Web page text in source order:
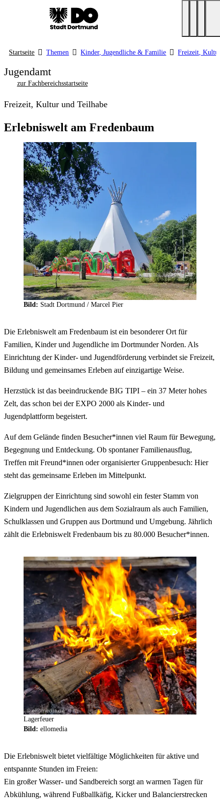
Startseite Themen Kinder, Jugendliche & Familie Freizeit,
Jugendamt
zur Fachbereichsstartseite
Freizeit, Kultur und Teilhabe
Erlebniswelt am Fredenbaum
Bild: Stadt Dortmund / Marcel Pier
Die Erlebniswelt am Fredenbaum ist ein besonderer Ort für
Familien, Kinder und Jugendliche im Dortmunder Norden. Als
Einrichtung der Kinder- und Jugendförderung verbindet sie Freizeit,
Bildung und gemeinsames Erleben auf einzigartige Weise.
Herzstück ist das beeindruckende BIG TIPI – ein 37 Meter hohes
Zelt, das schon bei der EXPO 2000 als Kinder- und
Jugendplattform begeistert.
Auf dem Gelände finden Besucher*innen viel Raum für Bewegung,
Begegnung und Entdeckung. Ob spontaner Familienausflug,
Treffen mit Freund*innen oder organisierter Gruppenbesuch: Hier
steht das gemeinsame Erleben im Mittelpunkt.
Zielgruppen der Einrichtung sind sowohl ein fester Stamm von
Kindern und Jugendlichen aus dem Sozialraum als auch Familien,
Schulklassen und Gruppen aus Dortmund und Umgebung. Jährlich
zählt die Erlebniswelt Fredenbaum bis zu 80.000 Besucher*innen.
Lagerfeuer
Bild: ellomedia
Die Erlebniswelt bietet vielfältige Möglichkeiten für aktive und
entspannte Stunden im Freien:
Ein großer Wasser- und Sandbereich sorgt an warmen Tagen für
Abkühlung, während Fußballkäfig, Kicker und Balancierstrecken